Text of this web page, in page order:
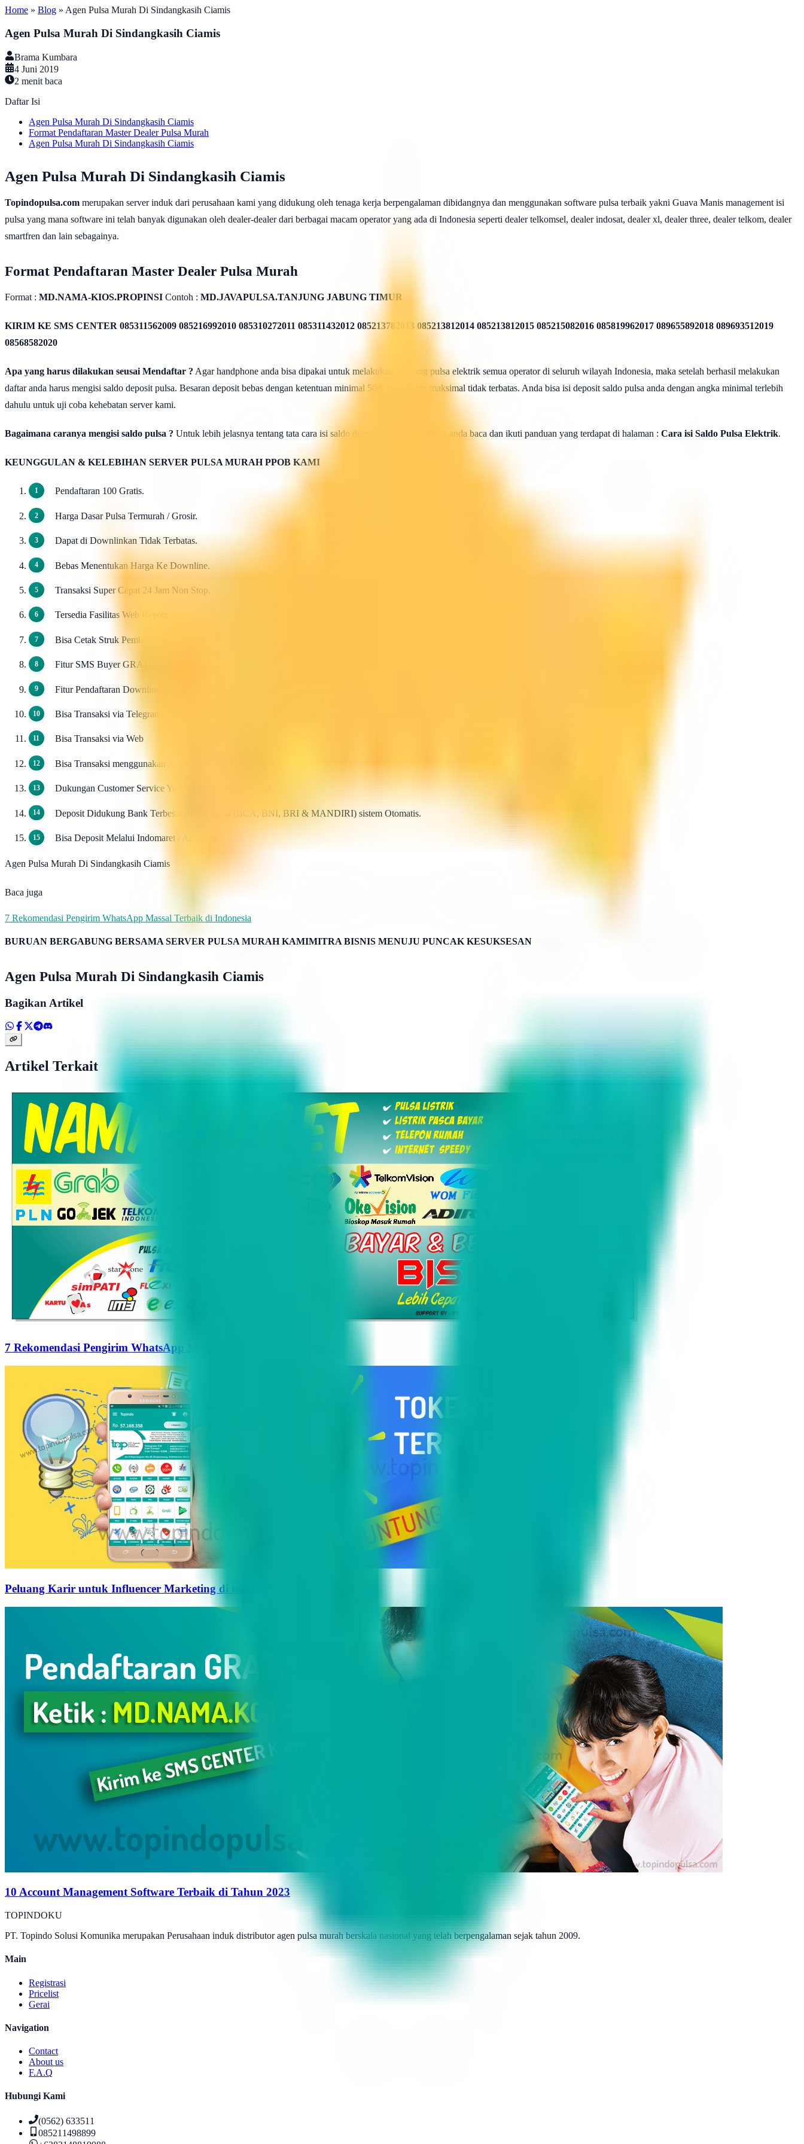
Home » Blog » Agen Pulsa Murah Di Sindangkasih Ciamis
Agen Pulsa Murah Di Sindangkasih Ciamis
Brama Kumbara
4 Juni 2019
2 menit baca
Daftar Isi
Agen Pulsa Murah Di Sindangkasih Ciamis
Format Pendaftaran Master Dealer Pulsa Murah
Agen Pulsa Murah Di Sindangkasih Ciamis
Agen Pulsa Murah Di Sindangkasih Ciamis
Topindopulsa.com merupakan server induk dari perusahaan kami yang didukung oleh tenaga kerja berpengalaman dibidangnya dan menggunakan software pulsa terbaik yakni Guava Manis management isi
pulsa yang mana software ini telah banyak digunakan oleh dealer-dealer dari berbagai macam operator yang ada di Indonesia seperti dealer telkomsel, dealer indosat, dealer xl, dealer three, dealer telkom, dealer
smartfren dan lain sebagainya.
Format Pendaftaran Master Dealer Pulsa Murah
Format : MD.NAMA-KIOS.PROPINSI Contoh : MD.JAVAPULSA.TANJUNG JABUNG TIMUR
KIRIM KE SMS CENTER 085311562009 085216992010 085310272011 085311432012 085213782013 085213812014 085213812015 085215082016 085819962017 089655892018 089693512019
08568582020
Apa yang harus dilakukan seusai Mendaftar ? Agar handphone anda bisa dipakai untuk melakukan isi ulang pulsa elektrik semua operator di seluruh wilayah Indonesia, maka setelah berhasil melakukan
daftar anda harus mengisi saldo deposit pulsa. Besaran deposit bebas dengan ketentuan minimal 50rb rupiah dan maksimal tidak terbatas. Anda bisa isi deposit saldo pulsa anda dengan angka minimal terlebih
dahulu untuk uji coba kehebatan server kami.
Bagaimana caranya mengisi saldo pulsa ? Untuk lebih jelasnya tentang tata cara isi saldo deposit pulsa ini silahkan anda baca dan ikuti panduan yang terdapat di halaman : Cara isi Saldo Pulsa Elektrik.
KEUNGGULAN & KELEBIHAN SERVER PULSA MURAH PPOB KAMI
Pendaftaran 100 Gratis.
Harga Dasar Pulsa Termurah / Grosir.
Dapat di Downlinkan Tidak Terbatas.
Bebas Menentukan Harga Ke Downline.
Transaksi Super Cepat 24 Jam Non Stop.
Tersedia Fasilitas Web Report.
Bisa Cetak Struk Pembayaran.
Fitur SMS Buyer GRATIS.
Fitur Pendaftaran Downline Otomatis / AutoReg Downline GRATIS.
Bisa Transaksi via Telegram
Bisa Transaksi via Web
Bisa Transaksi menggunakan Aplikasi Android
Dukungan Customer Service Yang Handal Selama 24jam.
Deposit Didukung Bank Terbesar di Indonesia (BCA, BNI, BRI & MANDIRI) sistem Otomatis.
Bisa Deposit Melalui Indomaret / Alfamart.
Agen Pulsa Murah Di Sindangkasih Ciamis
Baca juga
7 Rekomendasi Pengirim WhatsApp Massal Terbaik di Indonesia
BURUAN BERGABUNG BERSAMA SERVER PULSA MURAH KAMIMITRA BISNIS MENUJU PUNCAK KESUKSESAN
Agen Pulsa Murah Di Sindangkasih Ciamis
Bagikan Artikel
Artikel Terkait
7 Rekomendasi Pengirim WhatsApp Massal Terbaik di Indonesia
Peluang Karir untuk Influencer Marketing di tahun 2023
10 Account Management Software Terbaik di Tahun 2023
TOPINDOKU
PT. Topindo Solusi Komunika merupakan Perusahaan induk distributor agen pulsa murah berskala nasional yang telah berpengalaman sejak tahun 2009.
Main
Registrasi
Pricelist
Gerai
Navigation
Contact
About us
F.A.Q
Hubungi Kami
(0562) 633511
085211498899